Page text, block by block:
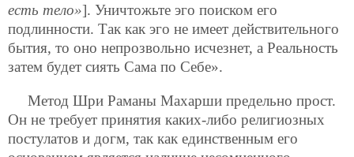
есть тело»]. Уничтожьте эго поиском его
подлинности. Так как эго не имеет действительного
бытия, то оно непрозвольно исчезнет, а Реальность
затем будет сиять Сама по Себе».
Метод Шри Раманы Махарши предельно прост.
Он не требует принятия каких-либо религиозных
постулатов и догм, так как единственным его